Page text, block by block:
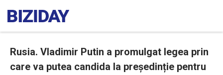
Rusia. Vladimir Putin a promulgat legea prin
care va putea candida la președinție pentru